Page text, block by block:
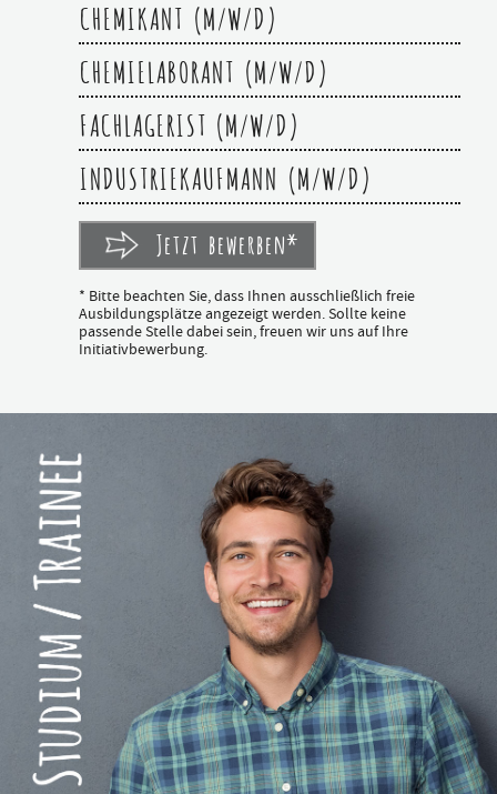
CHEMIKANT (M/W/D)
CHEMIELABORANT (M/W/D)
FACHLAGERIST (M/W/D)
INDUSTRIEKAUFMANN (M/W/D)
Jetzt bewerben*
* Bitte beachten Sie, dass Ihnen ausschließlich freie
Ausbildungsplätze angezeigt werden. Sollte keine
passende Stelle dabei sein, freuen wir uns auf Ihre
Initiativbewerbung.